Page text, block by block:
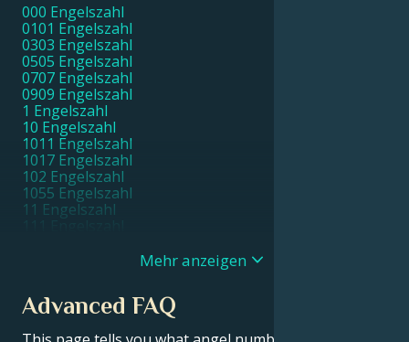
000 Engelszahl
0101 Engelszahl
0303 Engelszahl
0505 Engelszahl
0707 Engelszahl
0909 Engelszahl
1 Engelszahl
10 Engelszahl
1011 Engelszahl
1017 Engelszahl
102 Engelszahl
1055 Engelszahl
11 Engelszahl
1119 Engelszahl
Mehr anzeigen
Advanced FAQ